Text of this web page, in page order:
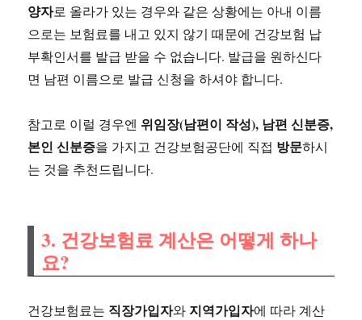
양자로 올라가 있는 경우와 같은 상황에는 아내 이름
으로는 보험료를 내고 있지 않기 때문에 건강보험 납
부확인서를 발급 받을 수 없습니다. 발급을 원하신다
면 남편 이름으로 발급 신청을 하셔야 합니다.
참고로 이럴 경우엔 위임장(남편이 작성), 남편 신분증,
본인 신분증을 가지고 건강보험공단에 직접 방문하시
는 것을 추천드립니다.
3. 건강보험료 계산은 어떻게 하나
요?
건강보험료는 직장가입자와 지역가입자에 따라 계산